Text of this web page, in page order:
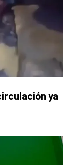
ya